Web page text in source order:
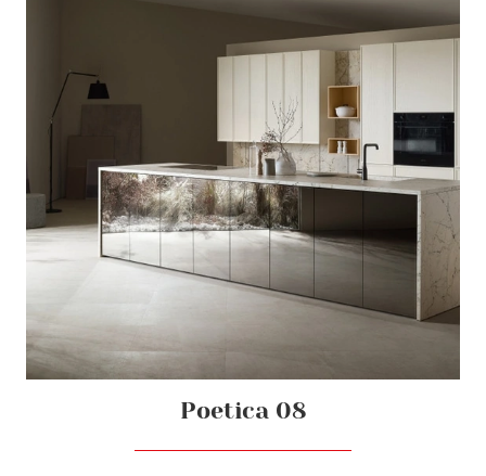
Poetica 08